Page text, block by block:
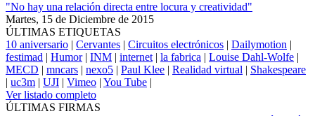
"No hay una relación directa entre locura y creatividad"
Martes, 15 de Diciembre de 2015
ÚLTIMAS ETIQUETAS
10 aniversario | Cervantes | Circuitos electrónicos | Dailymotion |
festimad | Humor| INM | internet | la fabrica | Louise Dahl-Wolfe |
MECD | mncars | nexo5 | Paul Klee | Realidad virtual | Shakespeare
| uc3m | UJI | Vimeo | You Tube |
Ver listado completo
ÚLTIMAS FIRMAS